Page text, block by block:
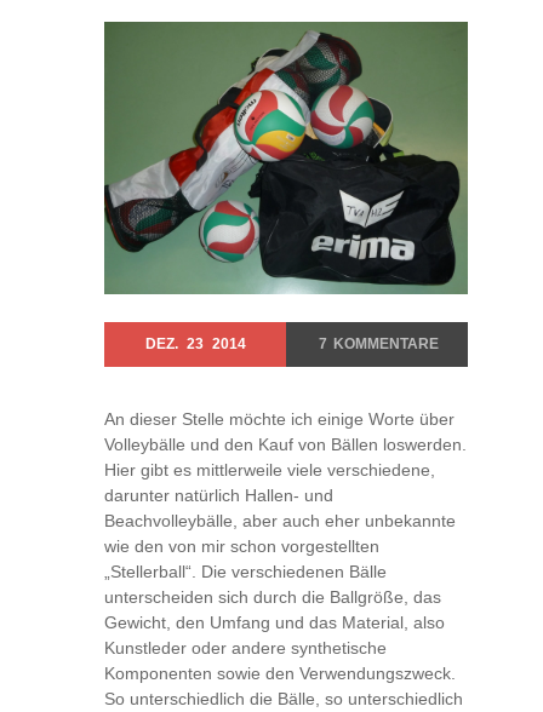
DEZ. 23 2014 7 KOMMENTARE
An dieser Stelle möchte ich einige Worte über
Volleybälle und den Kauf von Bällen loswerden.
Hier gibt es mittlerweile viele verschiedene,
darunter natürlich Hallen- und
Beachvolleybälle, aber auch eher unbekannte
wie den von mir schon vorgestellten
„Stellerball“. Die verschiedenen Bälle
unterscheiden sich durch die Ballgröße, das
Gewicht, den Umfang und das Material, also
Kunstleder oder andere synthetische
Komponenten sowie den Verwendungszweck.
So unterschiedlich die Bälle, so unterschiedlich